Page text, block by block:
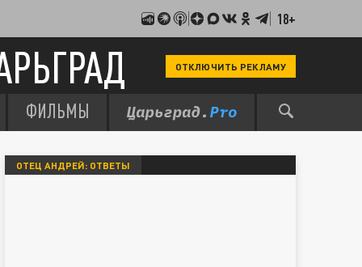
18+
ОТКЛЮЧИТЬ РЕКЛАМУ
ФИЛЬМЫ
ОТЕЦ АНДРЕЙ: ОТВЕТЫ